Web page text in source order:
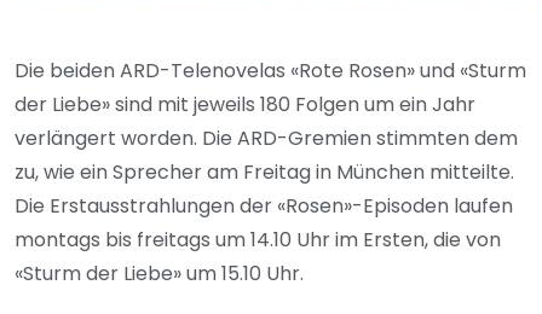
Die beiden ARD-Telenovelas «Rote Rosen» und «Sturm
der Liebe» sind mit jeweils 180 Folgen um ein Jahr
verlängert worden. Die ARD-Gremien stimmten dem
zu, wie ein Sprecher am Freitag in München mitteilte.
Die Erstausstrahlungen der «Rosen»-Episoden laufen
montags bis freitags um 14.10 Uhr im Ersten, die von
«Sturm der Liebe» um 15.10 Uhr.